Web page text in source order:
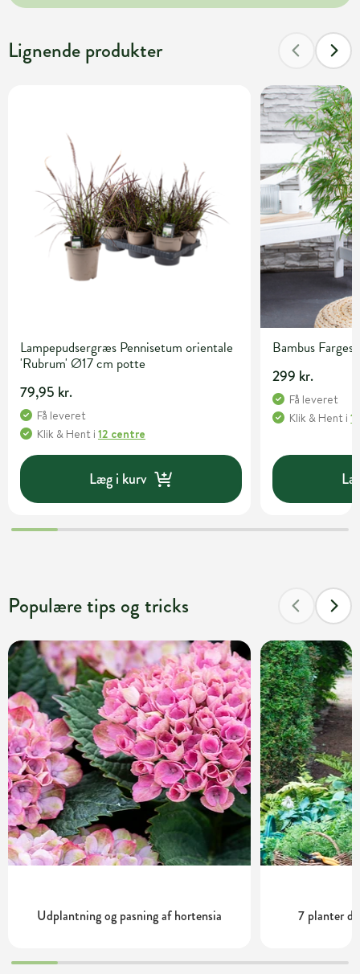
Lignende produkter
Lampepudsergræs Pennisetum orientale
'Rubrum' Ø17 cm potte
79,95 kr.
Få leveret
Klik & Hent i 12 centre
Læg i kurv
Bambus
299 kr.
Få leveret
Klik & Hent i
Populære tips og tricks
Udplantning og pasning af hortensia 7 planter